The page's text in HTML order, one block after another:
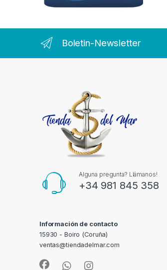
Boletin-Newsletter
Alguna pregunta? Llámanos!
+34 981 845 358
Información de contacto
15930 - Boiro (Coruña)
ventas@tiendadelmar.com